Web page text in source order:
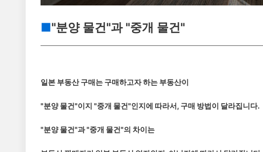
■"분양 물건"과 "중개 물건"
일본 부동산 구매는 구매하고자 하는 부동산이
"분양 물건"이지 "중개 물건"인지에 따라서, 구매 방법이 달라집니다.
"분양 물건"과 "중개 물건"의 차이는